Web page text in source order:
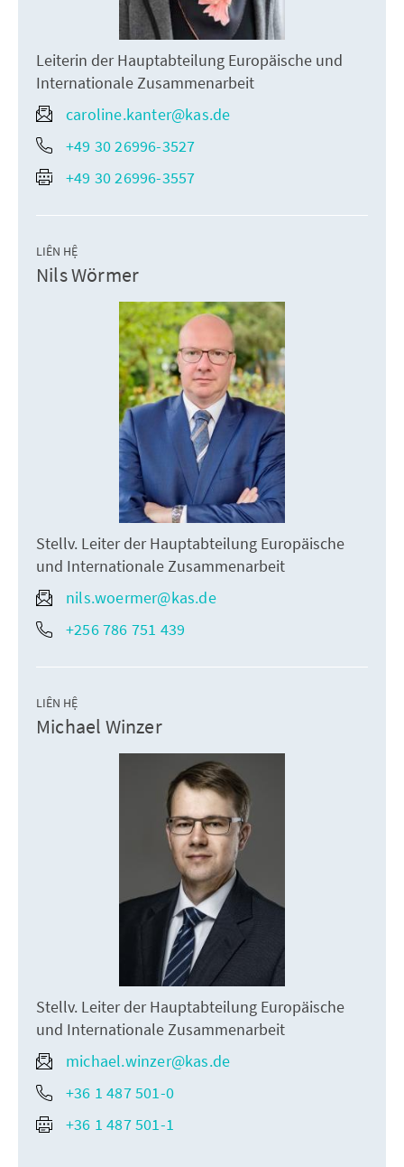
Leiterin der Hauptabteilung Europäische und
Internationale Zusammenarbeit
caroline.kanter@kas.de
+49 30 26996-3527
+49 30 26996-3557
LIÊN HỆ
Nils Wörmer
Stellv. Leiter der Hauptabteilung Europäische
und Internationale Zusammenarbeit
nils.woermer@kas.de
+256 786 751 439
LIÊN HỆ
Michael Winzer
Stellv. Leiter der Hauptabteilung Europäische
und Internationale Zusammenarbeit
michael.winzer@kas.de
+36 1 487 501-0
+36 1 487 501-1